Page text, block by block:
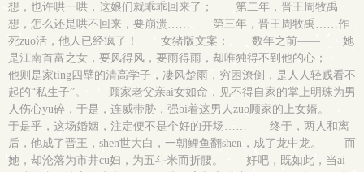
想，也许哄一哄，这娘们就乖乖回来了； 第二年，晋王周牧禹
想，怎么还是哄不回来，要崩溃…… 第三年，晋王周牧禹……作
死zuo活，他人已经疯了！ 女猪版文案： 数年之前—— 她
是江南首富之女，要风得风，要雨得雨，却唯独得不到他的心；
他则是家ting四壁的清高学子，凄风楚雨，穷困潦倒，是人人轻贱看不
起的“私生子”。 顾家老父亲ai女如命，见不得自家的掌上明珠为男
人伤心yu碎，于是，连威带胁，强bi着这男人zuo顾家的上女婿。
于是乎，这场婚姻，注定便不是个好的开场…… 终于，两人和离
后，他成了晋王，shen世大白，一朝鲤鱼翻shen，成了龙中龙。 而
她，却沦落为市井cu妇，为五斗米而折腰。 好吧，既如此，当ai